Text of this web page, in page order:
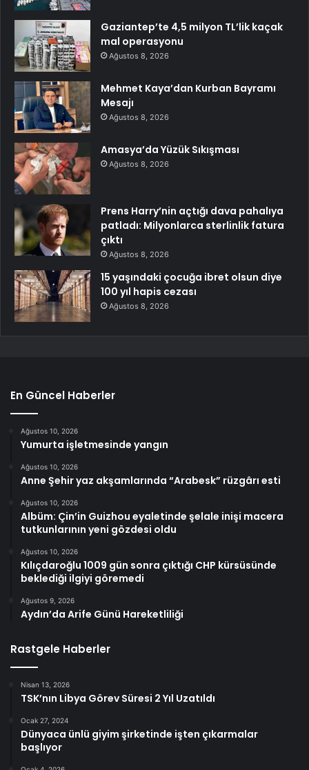
Gaziantep’te 4,5 milyon TL’lik kaçak
mal operasyonu
Ağustos 8, 2026
Mehmet Kaya’dan Kurban Bayramı
Mesajı
Ağustos 8, 2026
Amasya’da Yüzük Sıkışması
Ağustos 8, 2026
Prens Harry’nin açtığı dava pahalıya
patladı: Milyonlarca sterlinlik fatura
çıktı
Ağustos 8, 2026
15 yaşındaki çocuğa ibret olsun diye
100 yıl hapis cezası
Ağustos 8, 2026
En Güncel Haberler
Ağustos 10, 2026
Yumurta işletmesinde yangın
Ağustos 10, 2026
Anne Şehir yaz akşamlarında “Arabesk” rüzgârı esti
Ağustos 10, 2026
Albüm: Çin’in Guizhou eyaletinde şelale inişi macera
tutkunlarının yeni gözdesi oldu
Ağustos 10, 2026
Kılıçdaroğlu 1009 gün sonra çıktığı CHP kürsüsünde
beklediği ilgiyi göremedi
Ağustos 9, 2026
Aydın’da Arife Günü Hareketliliği
Rastgele Haberler
Nisan 13, 2026
TSK’nın Libya Görev Süresi 2 Yıl Uzatıldı
Ocak 27, 2024
Dünyaca ünlü giyim şirketinde işten çıkarmalar
başlıyor